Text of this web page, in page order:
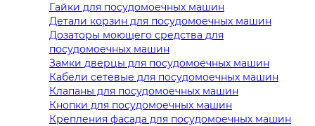
Гайки для посудомоечных машин
Детали корзин для посудомоечных машин
Дозаторы моющего средства для
посудомоечных машин
Замки дверцы для посудомоечных машин
Кабели сетевые для посудомоечных машин
Клапаны для посудомоечных машин
Кнопки для посудомоечных машин
Крепления фасада для посудомоечных машин